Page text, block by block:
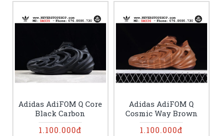
Adidas AdiFOM Q Core
Black Carbon
1.100.000đ
Adidas AdiFOM Q
Cosmic Way Brown
1.100.000đ